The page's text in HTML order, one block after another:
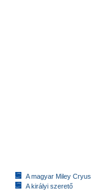
A magyar Miley Cryus
A királyi szerető